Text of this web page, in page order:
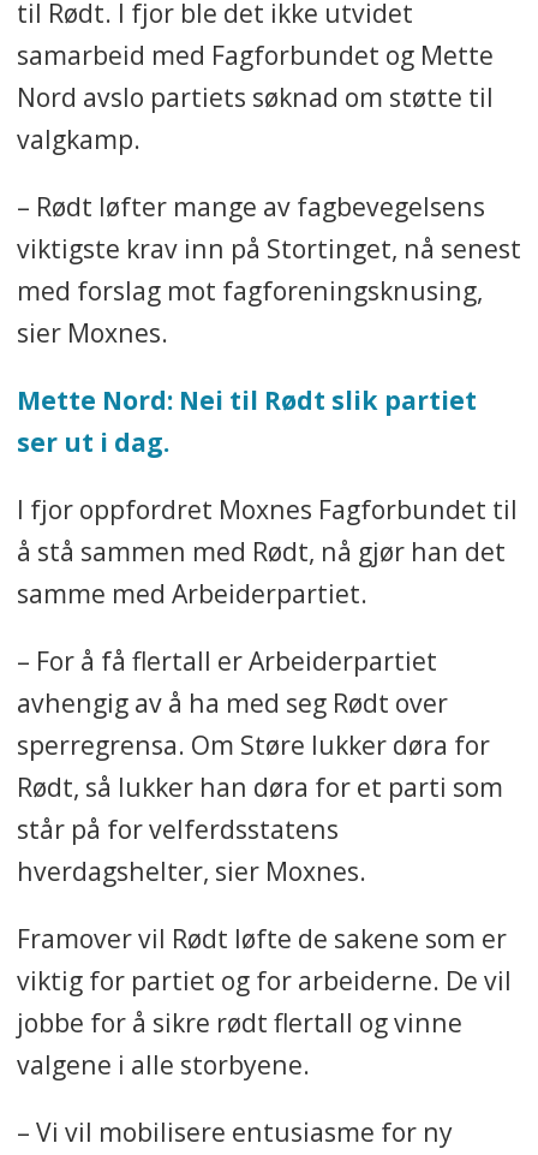
til Rødt. I fjor ble det ikke utvidet
samarbeid med Fagforbundet og Mette
Nord avslo partiets søknad om støtte til
valgkamp.
– Rødt løfter mange av fagbevegelsens
viktigste krav inn på Stortinget, nå senest
med forslag mot fagforeningsknusing,
sier Moxnes.
Mette Nord: Nei til Rødt slik partiet
ser ut i dag.
I fjor oppfordret Moxnes Fagforbundet til
å stå sammen med Rødt, nå gjør han det
samme med Arbeiderpartiet.
– For å få flertall er Arbeiderpartiet
avhengig av å ha med seg Rødt over
sperregrensa. Om Støre lukker døra for
Rødt, så lukker han døra for et parti som
står på for velferdsstatens
hverdagshelter, sier Moxnes.
Framover vil Rødt løfte de sakene som er
viktig for partiet og for arbeiderne. De vil
jobbe for å sikre rødt flertall og vinne
valgene i alle storbyene.
– Vi vil mobilisere entusiasme for ny